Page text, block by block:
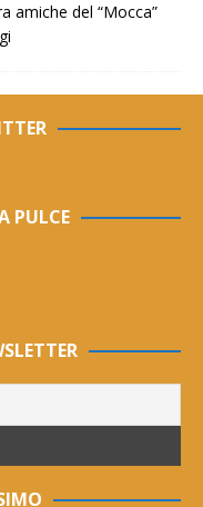
amiche del “Mocca”
PULCE